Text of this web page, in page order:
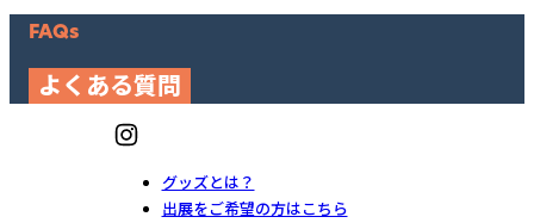
FAQs
よくある質問
グッズとは？
出展をご希望の方はこちら